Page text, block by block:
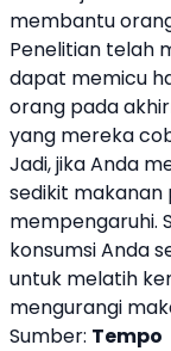
membantu
Penelitian telah
dapat memicu
orang pada
yang mereka
Jadi, jika Anda
sedikit makanan
mempengaruhi.
konsumsi Anda
untuk melatih
mengurangi
Sumber: Tempo